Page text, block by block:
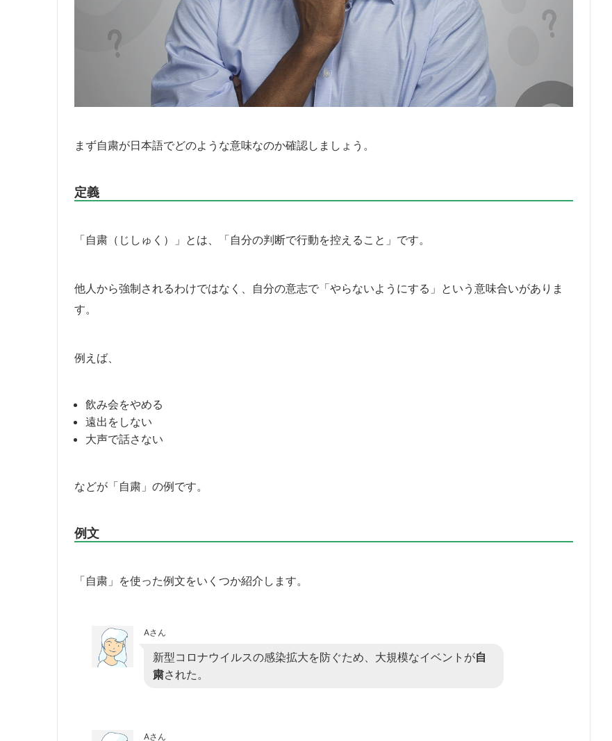
まず自粛が日本語でどのような意味なのか確認しましょう。
定義
「自粛（じしゅく）」とは、「自分の判断で行動を控えること」です。
他人から強制されるわけではなく、自分の意志で「やらないようにする」という意味合いがありま
す。
例えば、
飲み会をやめる
遠出をしない
大声で話さない
などが「自粛」の例です。
例文
「自粛」を使った例文をいくつか紹介します。
Aさん
新型コロナウイルスの感染拡大を防ぐため、大規模なイベントが自
粛された。
Aさん